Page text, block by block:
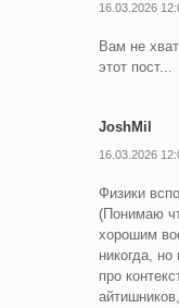
16.03.2026
Вам не
этот пост...
JoshMil
16.03.2026
Физики
(Понимаю
хорошим
никогда,
про